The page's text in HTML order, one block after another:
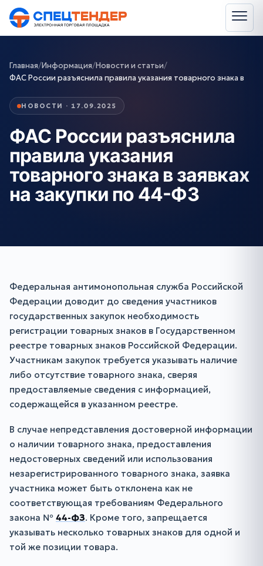
Главная/Информация/Новости и статьи/
ФАС России разъяснила правила указания товарного знака в
НОВОСТИ · 17.09.2025
ФАС России разъяснила
правила указания
товарного знака в заявках
на закупки по 44-ФЗ
Федеральная антимонопольная служба Российской
Федерации доводит до сведения участников
государственных закупок необходимость
регистрации товарных знаков в Государственном
реестре товарных знаков Российской Федерации.
Участникам закупок требуется указывать наличие
либо отсутствие товарного знака, сверяя
предоставляемые сведения с информацией,
содержащейся в указанном реестре.
В случае непредставления достоверной информации
о наличии товарного знака, предоставления
недостоверных сведений или использования
незарегистрированного товарного знака, заявка
участника может быть отклонена как не
соответствующая требованиям Федерального
закона № 44-ФЗ. Кроме того, запрещается
указывать несколько товарных знаков для одной и
той же позиции товара.